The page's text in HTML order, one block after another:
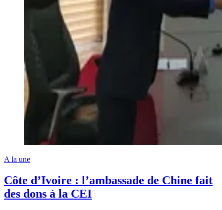
A la une
Côte d’Ivoire : l’ambassade de Chine fait
des dons à la CEI